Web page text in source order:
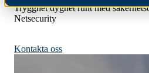
Trygghet dygnet runt med
Netsecurity
Kontakta oss